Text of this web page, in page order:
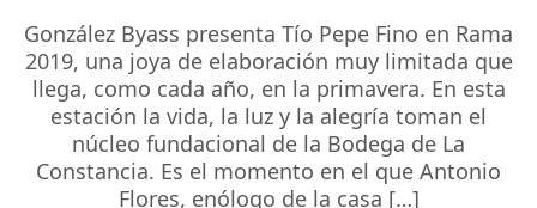
González Byass presenta Tío Pepe Fino en Rama
2019, una joya de elaboración muy limitada que
llega, como cada año, en la primavera. En esta
estación la vida, la luz y la alegría toman el
núcleo fundacional de la Bodega de La
Constancia. Es el momento en el que Antonio
Flores, enólogo de la casa […]